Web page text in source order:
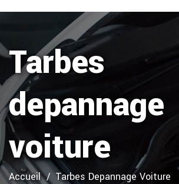
Tarbes
depannage
voiture
Accueil Tarbes Depannage Voiture